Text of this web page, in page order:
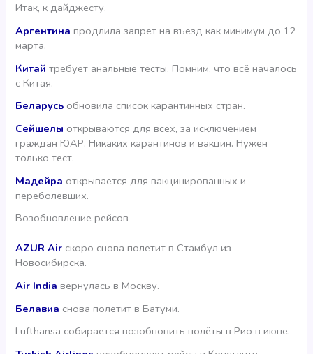
Итак, к дайджесту.
Аргентина продлила запрет на въезд как минимум до 12
марта.
Китай требует анальные тесты. Помним, что всё началось
с Китая.
Беларусь обновила список карантинных стран.
Сейшелы открываются для всех, за исключением
граждан ЮАР. Никаких карантинов и вакцин. Нужен
только тест.
Мадейра открывается для вакцинированных и
переболевших.
Возобновление рейсов
AZUR Air скоро снова полетит в Стамбул из
Новосибирска.
Air India вернулась в Москву.
Белавиа снова полетит в Батуми.
Lufthansa собирается возобновить полёты в Рио в июне.